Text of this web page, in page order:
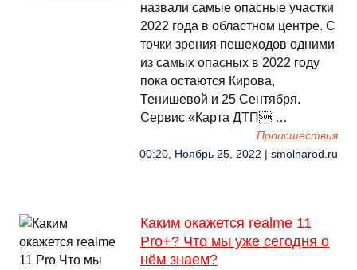
назвали самые опасные участки
2022 года в областном центре. С
точки зрения пешеходов одними
из самых опасных в 2022 году
пока остаются Кирова,
Тенишевой и 25 Сентября.
Сервис «Карта ДТП …
Происшествия
00:20, Ноябрь 25, 2022 | smolnarod.ru
Каким окажется realme 11
Pro+? Что мы уже сегодня о
нём знаем?